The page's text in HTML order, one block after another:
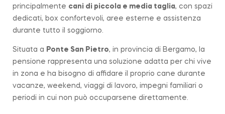
principalmente cani di piccola e media taglia, con spazi
dedicati, box confortevoli, aree esterne e assistenza
durante tutto il soggiorno.
Situata a Ponte San Pietro, in provincia di Bergamo, la
pensione rappresenta una soluzione adatta per chi vive
in zona e ha bisogno di affidare il proprio cane durante
vacanze, weekend, viaggi di lavoro, impegni familiari o
periodi in cui non può occuparsene direttamente.